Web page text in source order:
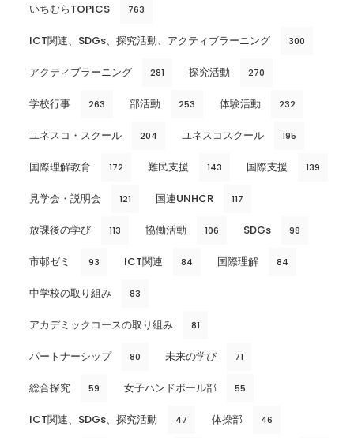
いちむらTOPICS 763
ICT関連、SDGs、探究活動、アクティブラーニング 300
アクティブラーニング 281 探究活動 270
学校行事 263 部活動 253 体験活動 232
ユネスコ・スクール 204 ユネスコスクール 195
国際理解教育 172 難民支援 143 国際支援 139
見学会・説明会 121 国連UNHCR 117
放課後の学び 113 協働活動 106 SDGs 98
市邨ゼミ 93 ICT関連 84 国際理解 84
中学校の取り組み 83
アカデミックコースの取り組み 81
パートナーシップ 80 未来の学び 71
総合探究 59 女子ハンドボール部 55
ICT関連、SDGs、探究活動 47 体操部 46